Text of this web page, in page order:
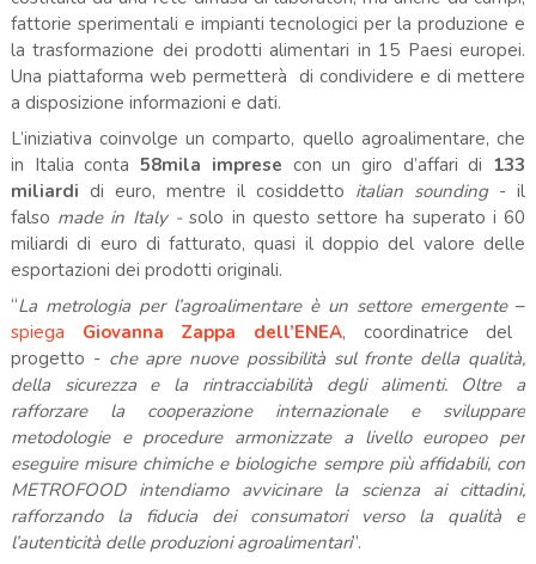
fattorie sperimentali e impianti tecnologici per la produzione e
la trasformazione dei prodotti alimentari in 15 Paesi europei.
Una piattaforma web permetterà di condividere e di mettere
a disposizione informazioni e dati.
L’iniziativa coinvolge un comparto, quello agroalimentare, che
in Italia conta58mila imprese con un giro d’affari di 133
miliardi di euro, mentre il cosiddetto italian sounding- il
falso made in Italy -solo in questo settore ha superato i 60
miliardi di euro di fatturato, quasi il doppio del valore delle
esportazioni dei prodotti originali.
“La metrologia per l’agroalimentare è un settore emergente–
spiega Giovanna Zappa dell’ENEA, coordinatrice del
progetto - che apre nuove possibilità sul fronte della qualità,
della sicurezza e la rintracciabilità degli alimenti. Oltre a
rafforzare la cooperazione internazionale e sviluppare
metodologie e procedure armonizzate a livello europeo per
eseguire misure chimiche e biologiche sempre più affidabili, con
METROFOOD intendiamo avvicinare la scienza ai cittadini,
rafforzando la fiducia dei consumatori verso la qualità e
l’autenticità delle produzioni agroalimentari”.